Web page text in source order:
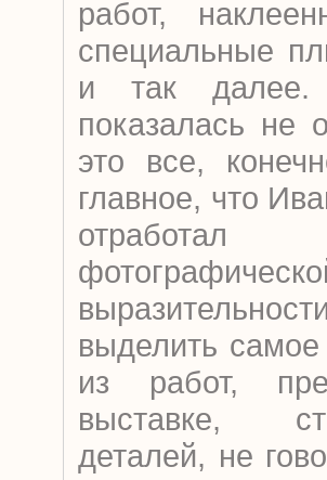
работ,
специальные
и так
показалась не
это все,
главное, что
выделить
из работ,
выставке,
деталей, не